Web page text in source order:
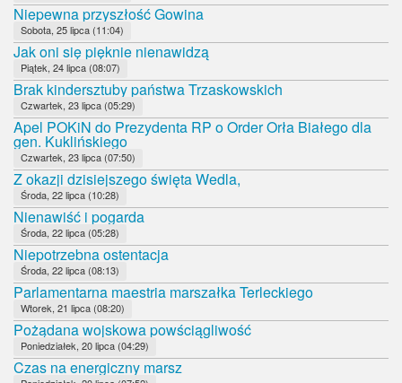
Niepewna przyszłość Gowina
Sobota, 25 lipca (11:04)
Jak oni się pięknie nienawidzą
Piątek, 24 lipca (08:07)
Brak kindersztuby państwa Trzaskowskich
Czwartek, 23 lipca (05:29)
Apel POKiN do Prezydenta RP o Order Orła Białego dla
gen. Kuklińskiego
Czwartek, 23 lipca (07:50)
Z okazji dzisiejszego święta Wedla,
Środa, 22 lipca (10:28)
Nienawiść i pogarda
Środa, 22 lipca (05:28)
Niepotrzebna ostentacja
Środa, 22 lipca (08:13)
Parlamentarna maestria marszałka Terleckiego
Wtorek, 21 lipca (08:20)
Pożądana wojskowa powściągliwość
Poniedziałek, 20 lipca (04:29)
Czas na energiczny marsz